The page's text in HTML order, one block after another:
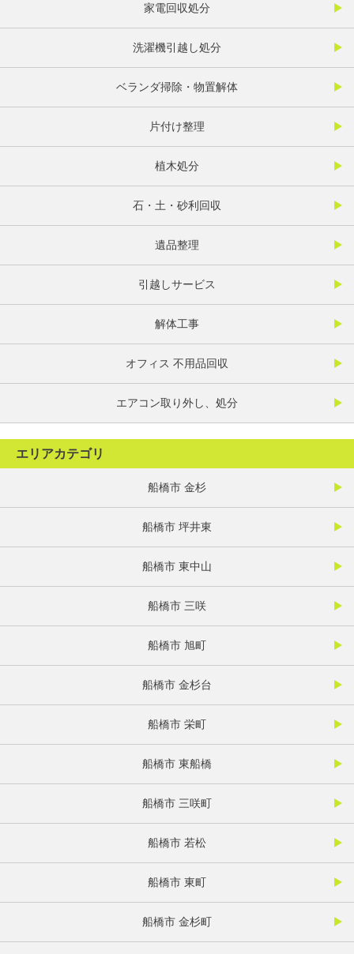
家電回収処分
洗濯機引越し処分
ベランダ掃除・物置解体
片付け整理
植木処分
石・土・砂利回収
遺品整理
引越しサービス
解体工事
オフィス 不用品回収
エアコン取り外し、処分
エリアカテゴリ
船橋市 金杉
船橋市 坪井東
船橋市 東中山
船橋市 三咲
船橋市 旭町
船橋市 金杉台
船橋市 栄町
船橋市 東船橋
船橋市 三咲町
船橋市 若松
船橋市 東町
船橋市 金杉町